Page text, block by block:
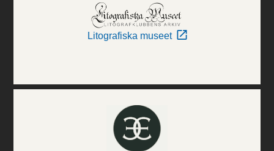
Litografiska museet